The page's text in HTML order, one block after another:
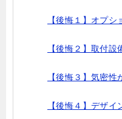
【後悔１】オプ
【後悔２】取付
【後悔３】気密
【後悔４】デザ